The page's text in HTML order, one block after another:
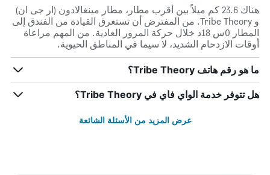
هناك 23.6 كم ميلاً بين أقرب مطار، مطار مينغالادون (ار جى ان)
و Tribe Theory. من المفترض أن تستغرق القيادة من الفندق إلى
المطار 0س 18د خلال حركة المرور العادية. من المهم مراعاة
أوقات الازدحام الشديد، لا سيما في المناطق الحيوية.
ما هو رقم هاتف Tribe Theory؟
هل تتوفر خدمة الواي فاي في Tribe Theory؟
عرض المزيد من الأسئلة الشائعة